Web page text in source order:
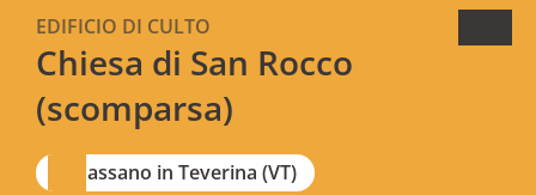
Chiesa di San Rocco
(scomparsa)
EDIFICIO DI CULTO
Bassano in Teverina (VT)